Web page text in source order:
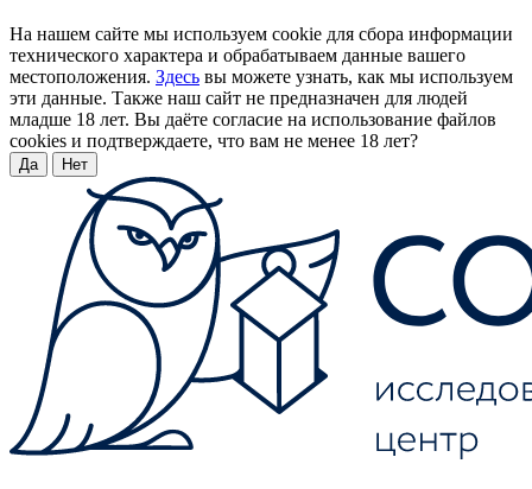
На нашем сайте мы используем cookie для сбора информации
технического характера и обрабатываем данные вашего
местоположения. Здесь вы можете узнать, как мы используем
эти данные. Также наш сайт не предназначен для людей
младше 18 лет. Вы даёте согласие на использование файлов
cookies и подтверждаете, что вам не менее 18 лет?
Да Нет